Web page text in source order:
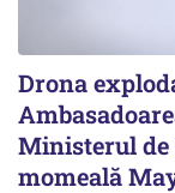
Drona
Ministerul de
momeală